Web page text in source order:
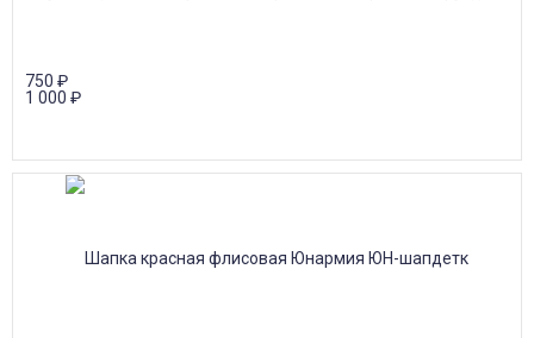
750 ₽
1 000 ₽